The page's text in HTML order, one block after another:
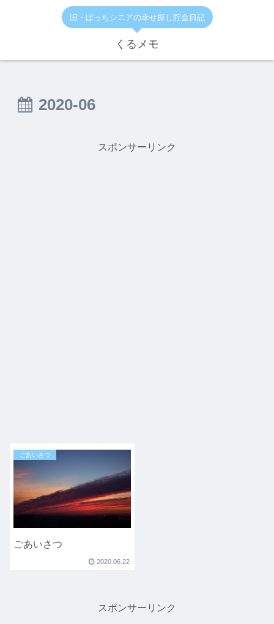
旧・ぼっちシニアの幸せ探し貯金日記
くるメモ
2020-06
スポンサーリンク
ごあいさつ
ごあいさつ
2020.06.22
スポンサーリンク